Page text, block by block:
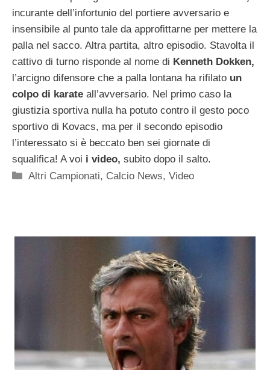
incurante dell’infortunio del portiere avversario e
insensibile al punto tale da approfittarne per mettere la
palla nel sacco. Altra partita, altro episodio. Stavolta il
cattivo di turno risponde al nome di Kenneth Dokken,
l’arcigno difensore che a palla lontana ha rifilato un
colpo di karate all’avversario. Nel primo caso la
giustizia sportiva nulla ha potuto contro il gesto poco
sportivo di Kovacs, ma per il secondo episodio
l’interessato si è beccato ben sei giornate di
squalifica! A voi i video, subito dopo il salto.
Categorie
Altri Campionati, Calcio News,Video